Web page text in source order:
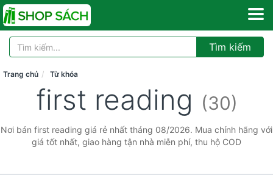
Tìm kiếm
Trang chủ Từ khóa
first reading (30)
Nơi bán first reading giá rẻ nhất tháng 08/2026. Mua chính hãng với
giá tốt nhất, giao hàng tận nhà miễn phí, thu hộ COD